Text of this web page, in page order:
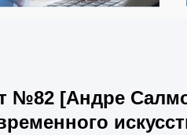
№82 [Андре